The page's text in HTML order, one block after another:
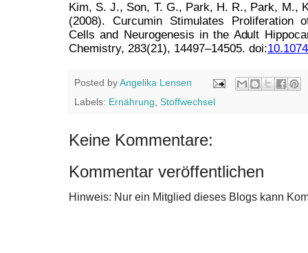
Kim, S. J., Son, T. G., Park, H. R., Park,
(2008). Curcumin Stimulates Proliferation
Cells and Neurogenesis in the Adult
Chemistry, 283(21), 14497–14505. doi:
Posted byAngelika Lensen
Labels: Ernährung Stoffwechsel
Keine Kommentare:
Kommentar veröffentlichen
Hinweis: Nur ein Mitglied dieses Blogs kann